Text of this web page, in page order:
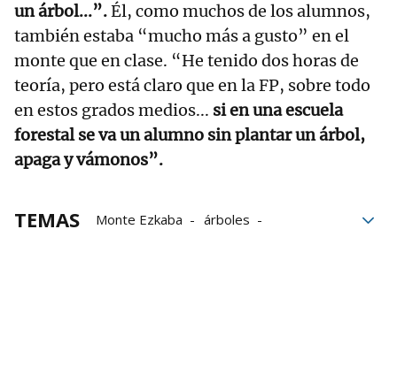
un árbol...”.Él, como muchos de los alumnos,
también estaba “mucho más a gusto” en el
monte que en clase. “He tenido dos horas de
teoría, pero está claro que en la FP, sobre todo
en estos grados medios... si en una escuela
forestal se va un alumno sin plantar un árbol,
apaga y vámonos”.
TEMAS Monte Ezkaba
árboles